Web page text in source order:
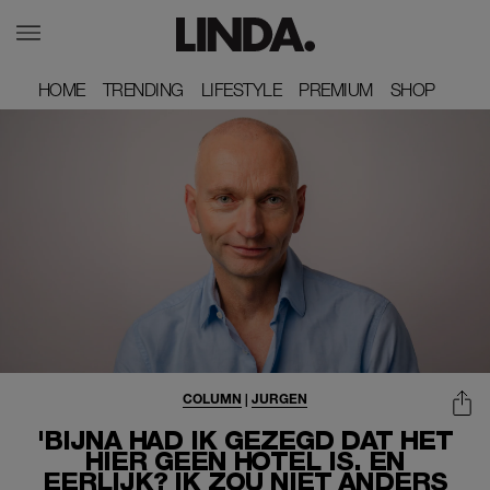
HOME
HOME TRENDING
TRENDING LIFESTYLE
LIFESTYLE PREMIUM
PREMIUM SHOP
SHOP
'BIJNA HAD IK GEZEGD DAT HET
HIER GEEN HOTEL IS. EN
EERLIJK? IK ZOU NIET ANDERS
COLUMN | JURGEN